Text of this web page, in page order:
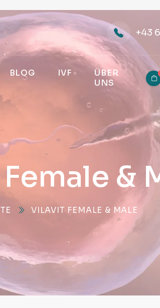
+43
BLOG IVF
ÜBER
UNS
&
VILAVIT FEMALE & MALE